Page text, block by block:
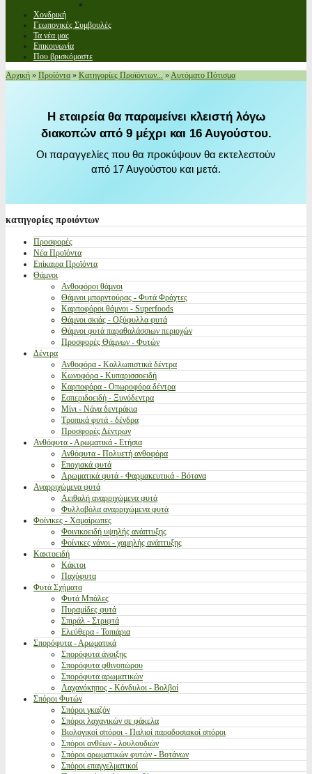
Χονδρική
Γεωπονικές Συμβουλές
Τα νέα μας
Επικοινωνία
Που βρισκόμαστε
Αρχική » Προϊόντα » Κατηγορίες Προϊόντων... »Αυτόματο Πότισμα
Η εταιρεία θα παραμείνει κλειστή λόγω
διακοπών από 9 μέχρι και 16 Αυγούστου.
Οι παραγγελίες που θα προκύψουν θα εκτελεστούν
από 17 Αυγούστου και μετά.
κατηγορίες προιόντων
Προσφορές
Νέα Προϊόντα
Επίκαιρα Προϊόντα
Θάμνοι
Ανθοφόροι θάμνοι
Θάμνοι μπορντούρας - Φυτά Φράχτες
Καρποφόροι θάμνοι - Superfoods
Θάμνοι σκιάς - Οξύφυλλα φυτά
Θάμνοι φυτά παραθαλάσσιων περιοχών
Προσφορές Θάμνων - Φυτών
Δέντρα
Ανθοφόρα - Καλλωπιστικά δέντρα
Κωνοφόρα - Κυπαρισσοειδή
Καρποφόρα - Οπωροφόρα δέντρα
Εσπεριδοειδή - Ξυνόδεντρα
Μίνι - Νάνα δεντράκια
Τροπικά φυτά - δένδρα
Προσφορές Δέντρων
Ανθόφυτα - Αρωματικά - Ετήσια
Ανθόφυτα - Πολυετή ανθοφόρα
Εποχιακά φυτά
Αρωματικά φυτά - Φαρμακευτικά - Βότανα
Αναρριχώμενα φυτά
Αειθαλή αναρριχώμενα φυτά
Φυλλοβόλα αναρριχώμενα φυτά
Φοίνικες - Χαμαίρωπες
Φοινικοειδή υψηλής ανάπτυξης
Φοίνικες νάνοι - χαμηλής ανάπτυξης
Κακτοειδή
Κάκτοι
Παχύφυτα
Φυτά Σχήματα
Φυτά Μπάλες
Πυραμίδες φυτά
Σπιράλ - Στριφτά
Ελεύθερα - Τοπιάρια
Σπορόφυτα - Αρωματικά
Σπορόφυτα άνοιξης
Σπορόφυτα φθινοπώρου
Σπορόφυτα αρωματικών
Λαχανόκηπος - Κόνδυλοι - Βολβοί
Σπόροι Φυτών
Σπόροι γκαζόν
Σπόροι λαχανικών σε φάκελα
Βιολογικοί σπόροι - Παλιοί παραδοσιακοί σπόροι
Σπόροι ανθέων - λουλουδιών
Σπόροι αρωματικών φυτών - Βοτάνων
Σπόροι επαγγελματικοί